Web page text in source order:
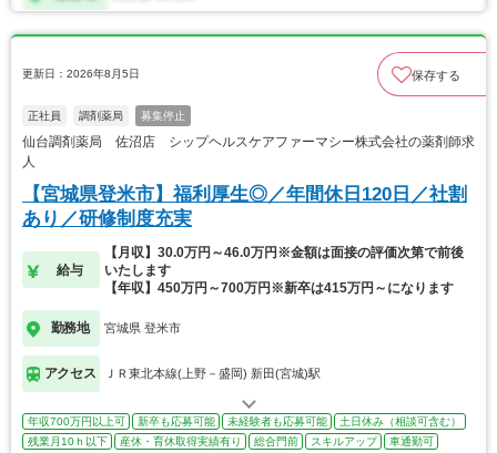
更新日：2026年8月5日 保存する
正社員 調剤薬局 募集停止
仙台調剤薬局 佐沼店 シップヘルスケアファーマシー株式会社の薬剤師求
人
【宮城県登米市】福利厚生◎／年間休日120日／社割
あり／研修制度充実
給与
【月収】30.0万円～46.0万円※金額は面接の評価次第で前後
いたします
【年収】450万円～700万円※新卒は415万円～になります
勤務地 宮城県 登米市
アクセス ＪＲ東北本線(上野－盛岡) 新田(宮城)駅
年収700万円以上可 新卒も応募可能 未経験者も応募可能
土日休み（相談可含む）
残業月10ｈ以下
産休・育休取得実績有り 総合門前 スキルアップ
車通勤可